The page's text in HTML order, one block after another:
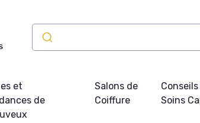
et
de
Salons de
Coiffure
Soins